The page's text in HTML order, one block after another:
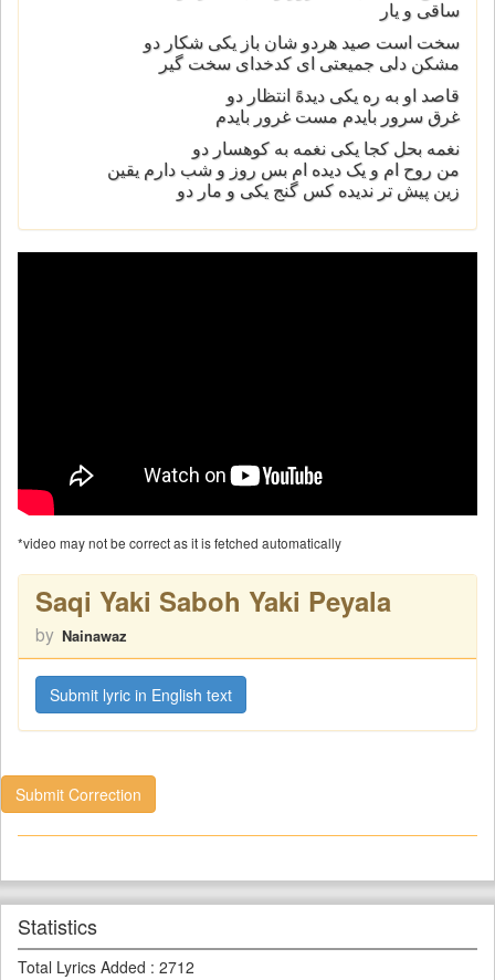
ساقی و یار
سخت است صید هردو شان باز یکی شکار دو
مشکن دلی جمیعتی ای کدخدای سخت گیر
قاصد او به ره یکی دیدهً انتظار دو
غرق سرور بایدم مست غرور بایدم
نغمه بحل کجا یکی نغمه به کوهسار دو
من روح ام و یک دیده ام بس روز و شب دارم یقین
زین پیش تر ندیده کس گنج یکی و مار دو
*video may not be correct as it is fetched automatically
Saqi Yaki Saboh Yaki Peyala
by Nainawaz
Submit lyric in English text
Submit Correction
Statistics
Total Lyrics Added : 2712